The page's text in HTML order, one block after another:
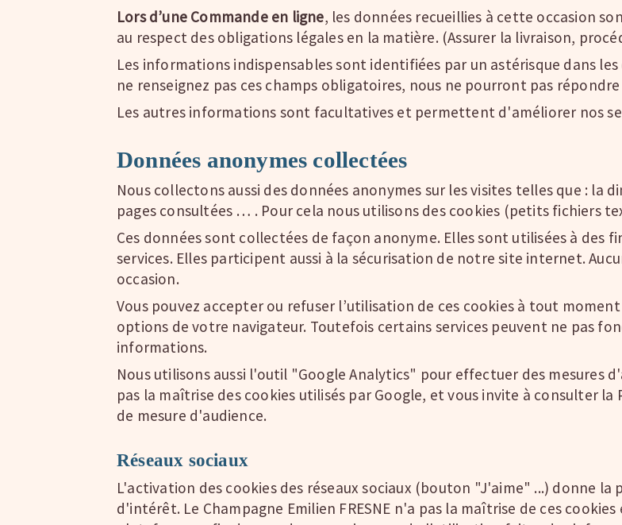
Lors d’une Commande en ligne, les données recueillies à cette occasion
au respect des obligations légales en la matière. (Assurer la livraison,
Les informations indispensables sont identifiées par un astérisque dans
ne renseignez pas ces champs obligatoires, nous ne pourront pas
Les autres informations sont facultatives et permettent d'améliorer nos
Données anonymes collectées
Nous collectons aussi des données anonymes sur les visites telles que : la
pages consultées … . Pour cela nous utilisons des cookies (petits fichiers
Ces données sont collectées de façon anonyme. Elles sont utilisées à
services. Elles participent aussi à la sécurisation de notre site internet.
occasion.
Vous pouvez accepter ou refuser l’utilisation de ces cookies à tout
options de votre navigateur. Toutefois certains services peuvent ne pas
informations.
Nous utilisons aussi l'outil "Google Analytics" pour effectuer des mesures
pas la maîtrise des cookies utilisés par Google, et vous invite à consulter
de mesure d'audience.
Réseaux sociaux
L'activation des cookies des réseaux sociaux (bouton "J'aime" ...) donne la
d'intérêt. Le Champagne Emilien FRESNE n'a pas la maîtrise de ces